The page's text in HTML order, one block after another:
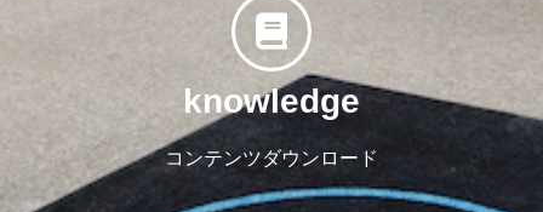
knowledge
コンテンツダウンロード